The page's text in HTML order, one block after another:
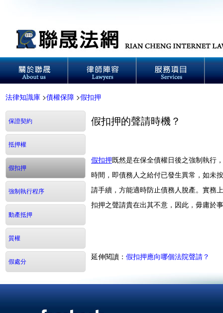
法律知識庫 >債權保障 >假扣押
保證契約
抵押權
假扣押
強制執行程序
動產抵押
質權
假處分
假扣押的聲請時機？
假扣押既然是在保全債權日後之強制執行
時間，即債務人之給付已發生異常，如未
請手續，方能適時防止債務人脫產。實務
扣押之聲請貴在出其不意，因此，毋庸於
延伸閱讀： 假扣押應向哪個法院聲請？